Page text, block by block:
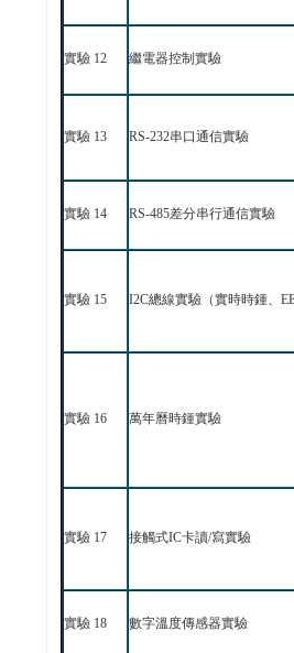
實驗12 繼電器控制實驗
實驗13 RS-232串口通信實驗
實驗14 RS-485差分串行通信實驗
實驗15 I2C總線實驗（實時時鍾、
實驗16 萬年曆時鍾實驗
實驗17 接觸式IC卡讀/寫實驗
實驗18 數字溫度傳感器實驗